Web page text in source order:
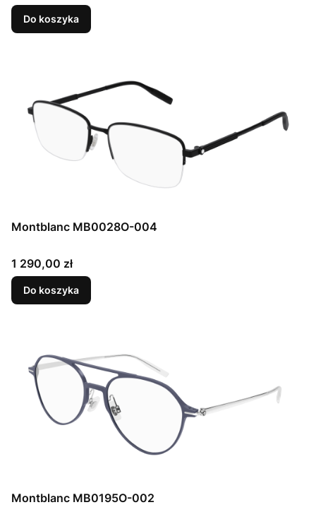
Do koszyka
Montblanc MB0028O-004
Cena
1 290,00 zł
Do koszyka
Montblanc MB0195O-002